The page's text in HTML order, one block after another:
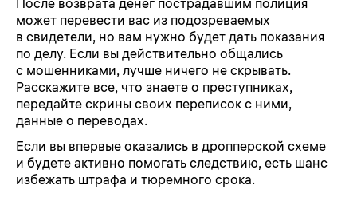
может перевести вас из подозреваемых
в свидетели, но вам нужно будет дать показания
по делу. Если вы действительно общались
с мошенниками, лучше ничего не скрывать.
Расскажите все, что знаете о преступниках,
передайте скрины своих переписок с ними,
данные о переводах.
Если вы впервые оказались в дропперской схеме
и будете активно помогать следствию, есть шанс
избежать штрафа и тюремного срока.